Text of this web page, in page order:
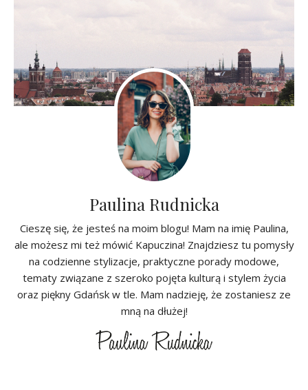
Paulina Rudnicka
Cieszę się, że jesteś na moim blogu! Mam na imię Paulina,
ale możesz mi też mówić Kapuczina! Znajdziesz tu pomysły
na codzienne stylizacje, praktyczne porady modowe,
tematy związane z szeroko pojęta kulturą i stylem życia
oraz piękny Gdańsk w tle. Mam nadzieję, że zostaniesz ze
mną na dłużej!